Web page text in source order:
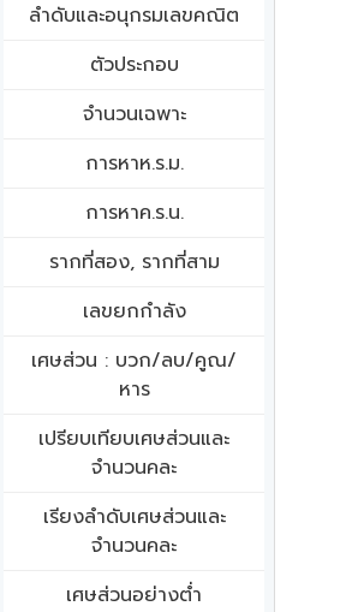
ลำดับและอนุกรมเลขคณิต
ตัวประกอบ
จำนวนเฉพาะ
การหาห.ร.ม.
การหาค.ร.น.
รากที่สอง, รากที่สาม
เลขยกกำลัง
เศษส่วน : บวก/ลบ/คูณ/
หาร
เปรียบเทียบเศษส่วนและ
จำนวนคละ
เรียงลำดับเศษส่วนและ
จำนวนคละ
เศษส่วนอย่างต่ำ